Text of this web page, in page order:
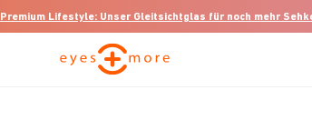
Premium Lifestyle: Unser Gleitsichtglas für noch mehr